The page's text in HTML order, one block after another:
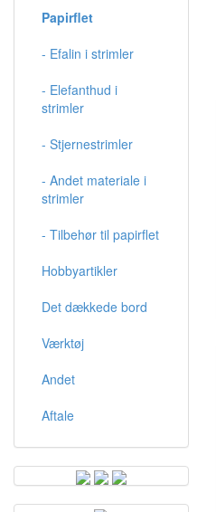
Papirflet
- Efalin i strimler
- Elefanthud i
strimler
- Stjernestrimler
- Andet materiale i
strimler
- Tilbehør til papirflet
Hobbyartikler
Det dækkede bord
Værktøj
Andet
Aftale